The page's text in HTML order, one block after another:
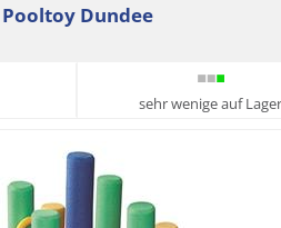
Pooltoy Dundee
sehr wenige auf Lager